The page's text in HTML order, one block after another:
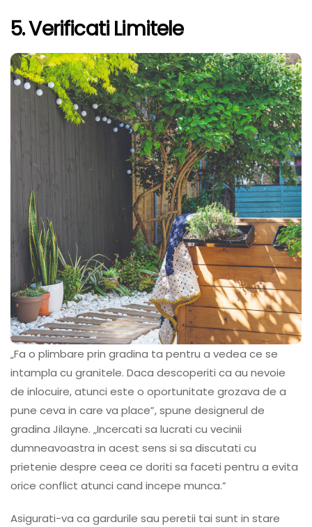
5. Verificati Limitele
„Fa o plimbare prin gradina ta pentru a vedea ce se
intampla cu granitele. Daca descoperiti ca au nevoie
de inlocuire, atunci este o oportunitate grozava de a
pune ceva in care va place”, spune designerul de
gradina Jilayne. „Incercati sa lucrati cu vecinii
dumneavoastra in acest sens si sa discutati cu
prietenie despre ceea ce doriti sa faceti pentru a evita
orice conflict atunci cand incepe munca.”
Asigurati-va ca gardurile sau peretii tai sunt in stare